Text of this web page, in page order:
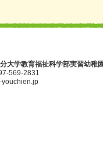
大学教育福祉科学部実習幼稚
569-2831